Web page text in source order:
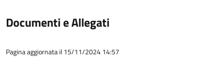
Documenti e Allegati
Pagina aggiornata il 15/11/2024 14:57